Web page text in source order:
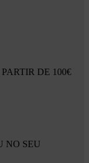
DE 100€
NO SEU